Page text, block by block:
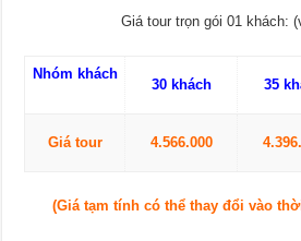
Giá tour trọn gói 01 khách:
Nhóm khách
30 khách 35
Giá tour 4.566.000
(Giá tạm tính có thể thay đổi vào